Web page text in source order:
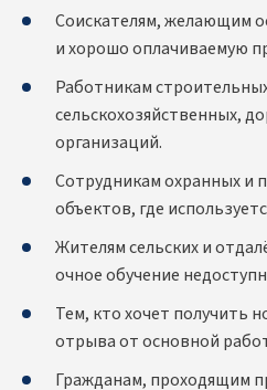
Соискателям, желающим
и хорошо оплачиваемую
Работникам
сельскохозяйственных,
организаций.
Сотрудникам охранных и
объектов, где
Жителям сельских и
очное обучение
Тем, кто хочет получить
отрыва от основной
Гражданам, проходящим